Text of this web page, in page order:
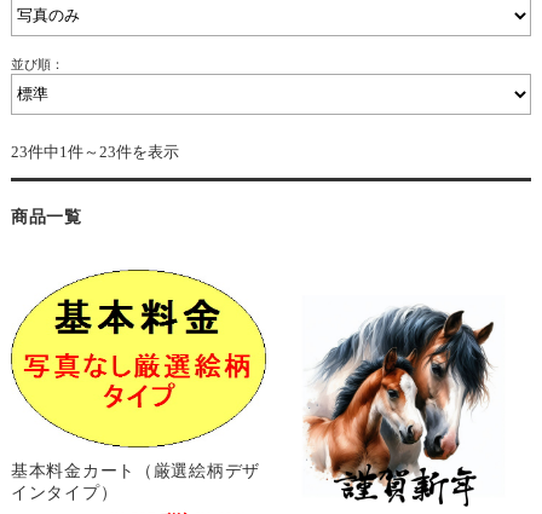
並び順：
23件中1件～23件を表示
商品一覧
基本料金カート（厳選絵柄デザ
インタイプ）